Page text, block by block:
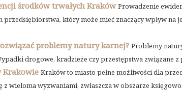
środków trwałych Kraków Prowadzenie
przedsiębiorstwa, który może mieć znaczący wpływ na
problemy natury karnej? Problemy
drogowe, kradzieże czy przestępstwa związane
Krakowie Kraków to miasto pełne możliwości dla
z wieloma wyzwaniami, zwłaszcza w obszarze